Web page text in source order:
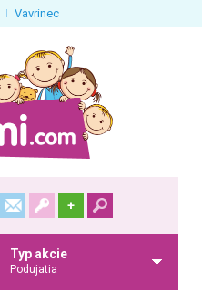
Vavrinec
+
Typ akcie
Podujatia